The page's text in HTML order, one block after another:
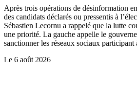
Après trois opérations de désinformation
des candidats déclarés ou pressentis à
Sébastien Lecornu a rappelé que la lutte
une priorité. La gauche appelle le
sanctionner les réseaux sociaux
Le 6 août 2026